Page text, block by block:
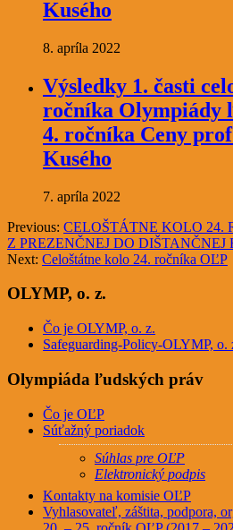
Kusého
8. apríla 2022
Výsledky 1. časti
ročníka Olympiády
4. ročníka Ceny
Kusého
7. apríla 2022
Previous: CELOŠTÁTNE KOLO 24.
Z PREZENČNEJ DO DIŠTANČNEJ
Next: Celoštátne kolo 24. ročníka OĽP
OLYMP, o. z.
Čo je OLYMP, o. z.
Safeguarding-Policy-OLYMP, o.
Olympiáda ľudských práv
Čo je OĽP
Súťažný poriadok
Súhlas pre OĽP
Elektronický podpis
Kontakty na komisie OĽP
Vyhlasovateľ, záštita, podpora,